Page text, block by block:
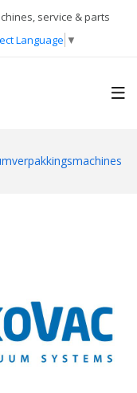
service & parts
Language ▼